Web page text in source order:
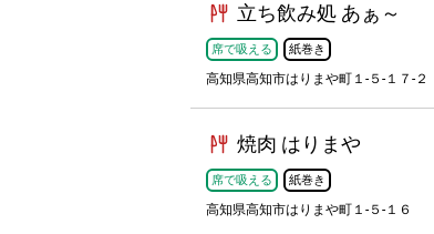
立ち飲み処 あぁ～
席で吸える 紙巻き
高知県高知市はりまや町１-５-１７-２
焼肉 はりまや
席で吸える 紙巻き
高知県高知市はりまや町１-５-１６